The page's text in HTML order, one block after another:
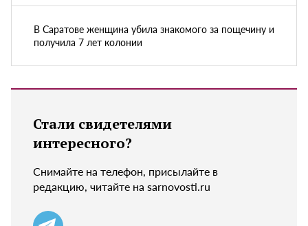
В Саратове женщина убила знакомого за пощечину и
получила 7 лет колонии
Стали свидетелями
интересного?
Снимайте на телефон, присылайте в
редакцию, читайте на sarnovosti.ru